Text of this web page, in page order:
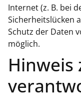
Internet (z. B. bei
Sicherheitslücken
Schutz der Daten
möglich.
Hinweis